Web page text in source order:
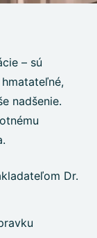
– sú
nadšenie.
Dr.